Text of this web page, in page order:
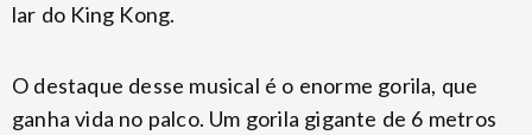
lar do King Kong.
O destaque desse musical é o enorme gorila, que
ganha vida no palco. Um gorila gigante de 6 metros